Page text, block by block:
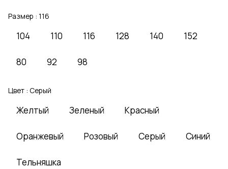
Размер : 116
104 110 116 128 140 152
80 92 98
Цвет : Серый
Желтый Зеленый Красный
Оранжевый Розовый Серый Синий
Тельняшка